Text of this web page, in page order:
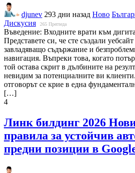
djunev 293 дни назад Ново
Дискусия
265 Прегледа
Въведение: Входните врати към
Представете си, че сте създали
завладяващо съдържание и
навигация. Въпреки това, когато
той остава скрит в дълбините на
невидим за потенциалните ви
отговорът се крие в една
[…]
4
Линк билдинг 2026
правила за устойчив
предни позиции в